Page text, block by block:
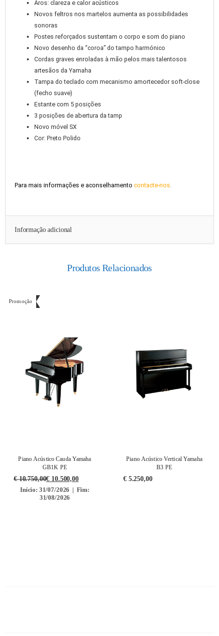
Aros: clareza e calor acústicos
Novos feltros nos martelos aumenta as possibilidades
sonoras
Postes reforçados sustentam o corpo e som do piano
Novo desenho da “coroa” do tampo harmónico
Cordas graves enroladas à mão pelos mais talentosos
artesãos da Yamaha
Tampa do teclado com mecanismo amortecedor soft-close
(fecho suave)
Estante com 5 posições
3 posições de abertura da tamp
Novo móvel SX
Cor: Preto Polido
Para mais informações e aconselhamento contacte-nos.
Informação adicional
Produtos Relacionados
Promoção
Piano Acústico Cauda Yamaha
GB1K PE
€10.750,00€ 10.500,00
Início: 31/07/2026 | Fim:
31/08/2026
Piano Acústico Vertical Yamaha
B3 PE
€5.250,00